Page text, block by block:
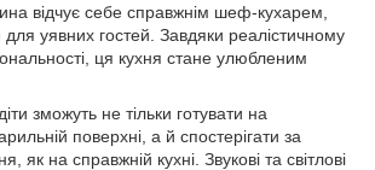
відчує себе справжнім шеф-кухарем,
уявних гостей. Завдяки реалістичному
ця кухня стане улюбленим
зможуть не тільки готувати на
поверхні, а й спостерігати за
як на справжній кухні. Звукові та світлові